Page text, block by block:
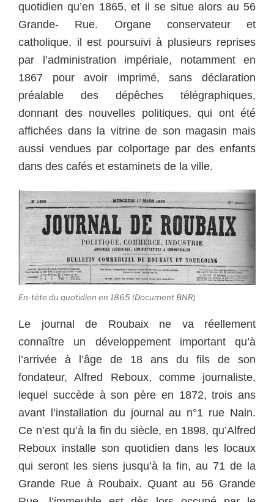
quotidien qu’en 1865, et il se situe alors au 56
Grande- Rue. Organe conservateur et
catholique, il est poursuivi à plusieurs reprises
par l’administration impériale, notamment en
1867 pour avoir imprimé, sans déclaration
préalable des dépêches télégraphiques,
donnant des nouvelles politiques, qui ont été
affichées dans la vitrine de son magasin mais
aussi vendues par colportage par des enfants
dans des cafés et estaminets de la ville.
En-tête du quotidien en 1865 (Document BNR)
Le journal de Roubaix ne va réellement
connaître un développement important qu’à
l’arrivée à l’âge de 18 ans du fils de son
fondateur, Alfred Reboux, comme journaliste,
lequel succède à son père en 1872, trois ans
avant l’installation du journal au n°1 rue Nain.
Ce n’est qu’à la fin du siècle, en 1898, qu’Alfred
Reboux installe son quotidien dans les locaux
qui seront les siens jusqu’à la fin, au 71 de la
Grande Rue à Roubaix. Quant au 56 Grande